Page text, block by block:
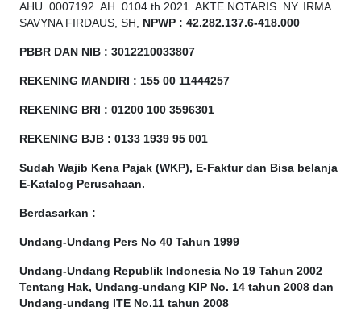
AHU. 0007192. AH. 0104 th 2021. AKTE NOTARIS. NY. IRMA
SAVYNA FIRDAUS, SH, NPW P : 42.282.137.6-418.000
PBBR DAN NIB : 3012210033807
REKENING MANDIRI : 155 00 11444257
REKENING BRI : 01200 100 3596301
REKENING BJB : 0133 1939 95 001
Sudah Wajib Kena Pajak (WKP), E-Faktur dan Bisa belanja
E-Katalog Perusahaan.
Berdasarkan :
Undang-Undang Pers No 40 Tahun 1999
Undang-Undang Republik Indonesia No 19 Tahun 2002
Tentang Hak, Undang-undang KIP No. 14 tahun 2008 dan
Undang-undang ITE No.11 tahun 2008